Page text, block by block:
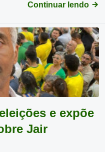
Continuar lendo
e expõe
Jair